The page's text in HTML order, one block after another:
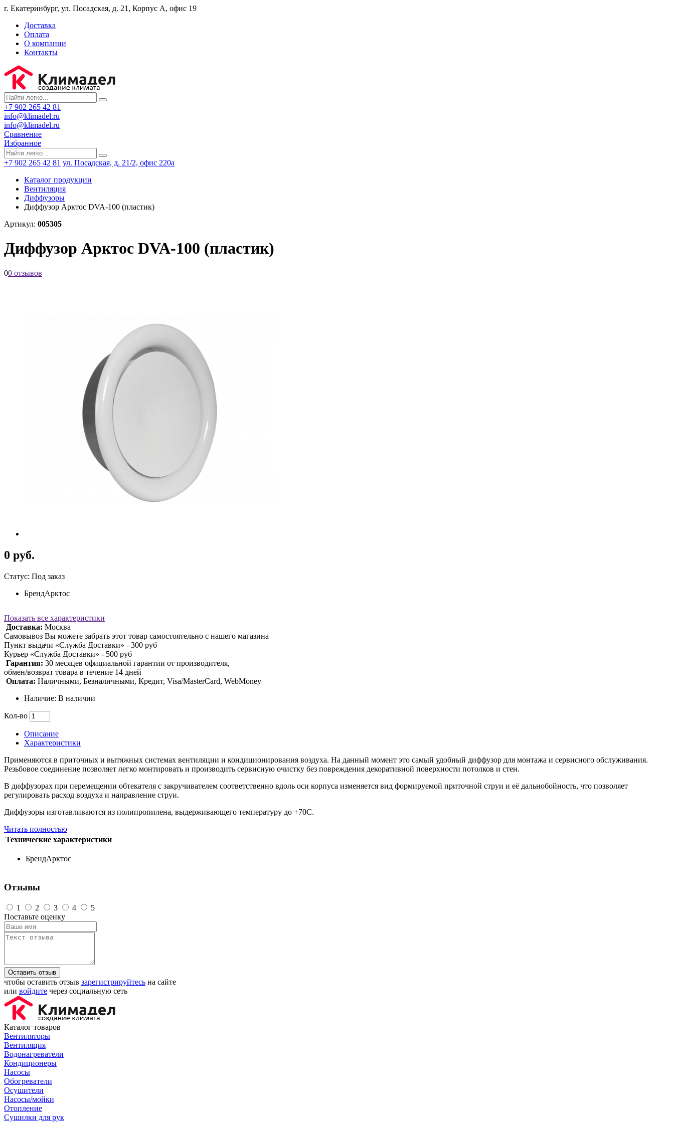
г. Екатеринбург, ул. Посадская, д. 21, Корпус А, офис 19
Доставка
Оплата
О компании
Контакты
+7 902 265 42 81
info@klimadel.ru
info@klimadel.ru
Сравнение
Избранное
+7 902 265 42 81 ул. Посадская, д. 21/2, офис 220а
Каталог продукции
Вентиляция
Диффузоры
Диффузор Арктос DVA-100 (пластик)
Артикул: 005305
Диффузор Арктос DVA-100 (пластик)
00 отзывов
0 руб.
Статус: Под заказ
БрендАрктос
Показать все характеристики
Доставка: Москва
Самовывоз Вы можете забрать этот товар самостоятельно с нашего магазина
Пункт выдачи «Служба Доставки» - 300 руб
Курьер «Служба Доставки» - 500 руб
Гарантия: 30 месяцев официальной гарантии от производителя,
обмен/возврат товара в течение 14 дней
Оплата: Наличными, Безналичными, Кредит, Visa/MasterCard, WebMoney
Наличие: В наличии
Кол-во
Описание
Характеристики
Применяются в приточных и вытяжных системах вентиляции и кондиционирования воздуха. На данный момент это самый удобный диффузор для монтажа и сервисного обслуживания.
Резьбовое соединение позволяет легко монтировать и производить сервисную очистку без повреждения декоративной поверхности потолков и стен.
В диффузорах при перемещении обтекателя с закручивателем соответственно вдоль оси корпуса изменяется вид формируемой приточной струи и её дальнобойность, что позволяет
регулировать расход воздуха и направление струи.
Диффузоры изготавливаются из полипропилена, выдерживающего температуру до +70С.
Читать полностью
Технические характеристики
БрендАрктос
Отзывы
1 2 3 4
5
Поставьте оценку
Оставить отзыв
чтобы оставить отзыв зарегистрируйтесь на сайте
или войдите через социальную сеть
Каталог товаров
Вентиляторы
Вентиляция
Водонагреватели
Кондиционеры
Насосы
Обогреватели
Осушители
Насосы/мойки
Отопление
Сушилки для рук